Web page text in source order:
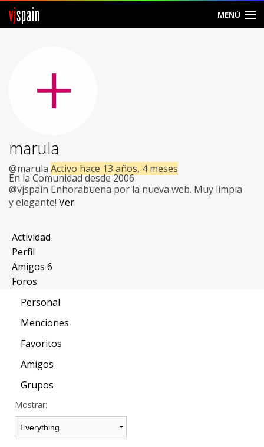
vjspain MENÚ
Ayuda
Contacto
Crear Cuenta
marula
@marula Activo hace 13 años, 4 meses
En la Comunidad desde 2006
@vjspain Enhorabuena por la nueva web. Muy limpia
y elegante! Ver
Actividad
Perfil
Amigos 6
Foros
Personal
Menciones
Favoritos
Amigos
Grupos
Mostrar: